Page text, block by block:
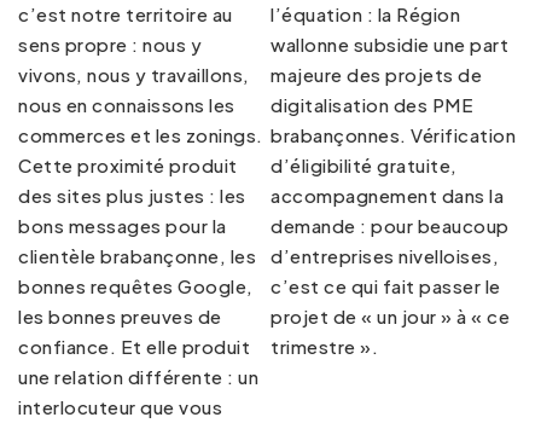
c’est notre territoire au
sens propre : nous y
vivons, nous y travaillons,
nous en connaissons les
commerces et les zonings.
Cette proximité produit
des sites plus justes : les
bons messages pour la
clientèle brabançonne, les
bonnes requêtes Google,
les bonnes preuves de
confiance. Et elle produit
une relation différente : un
interlocuteur que vous
l’équation : la Région
wallonne subsidie une part
majeure des projets de
digitalisation des PME
brabançonnes. Vérification
d’éligibilité gratuite,
accompagnement dans la
demande : pour beaucoup
d’entreprises nivelloises,
c’est ce qui fait passer le
projet de « un jour » à « ce
trimestre ».